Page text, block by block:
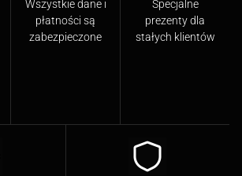
Wszystkie dane i
płatności są
zabezpieczone
Specjalne
prezenty dla
stałych klientów